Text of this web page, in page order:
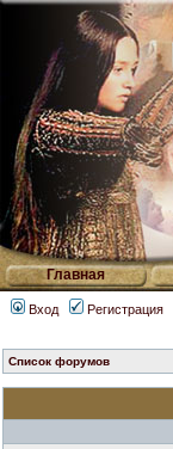
Главная
Вход Регистрация
Список форумов